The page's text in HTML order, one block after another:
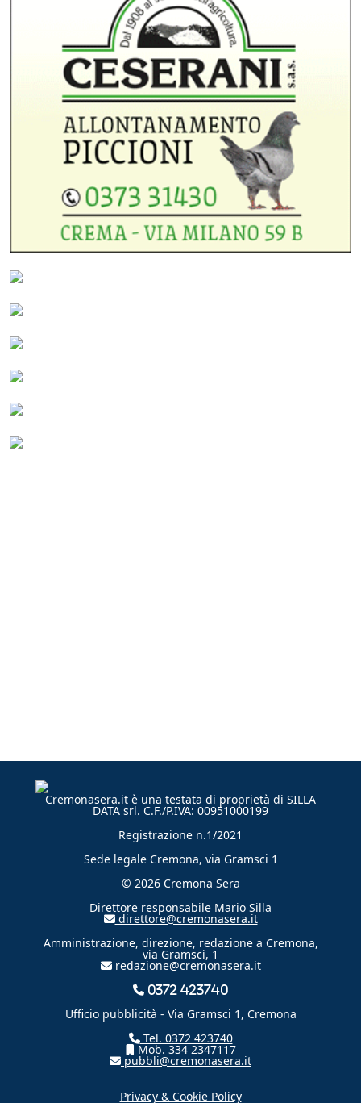
Cremonasera.it è una testata di proprietà di SILLA
DATA srl. C.F./P.IVA: 00951000199
Registrazione n.1/2021
Sede legale Cremona, via Gramsci 1
© 2026 Cremona Sera
Direttore responsabile Mario Silla
direttore@cremonasera.it
Amministrazione, direzione, redazione a Cremona,
via Gramsci, 1
redazione@cremonasera.it
0372 423740
Ufficio pubblicità - Via Gramsci 1, Cremona
Tel. 0372 423740
Mob. 334 2347117
pubbli@cremonasera.it
Privacy & Cookie Policy